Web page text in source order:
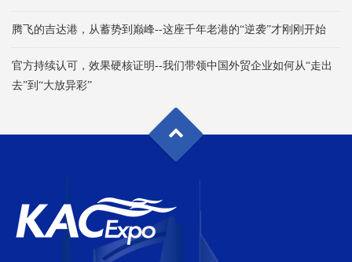
腾飞的吉达港，从蓄势到巅峰--这座千年老港的“逆袭”才刚刚开始
官方持续认可，效果硬核证明--我们带领中国外贸企业如何从“走出
去”到“大放异彩”